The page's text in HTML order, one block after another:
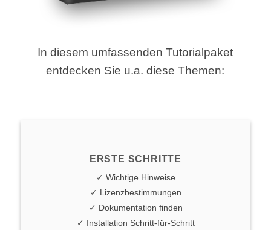
In diesem umfassenden Tutorialpaket
entdecken Sie u.a. diese Themen:
ERSTE SCHRITTE
✓ Wichtige Hinweise
✓ Lizenzbestimmungen
✓ Dokumentation finden
✓ Installation Schritt-für-Schritt